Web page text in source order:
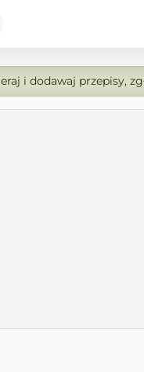
i dodawaj przepisy,